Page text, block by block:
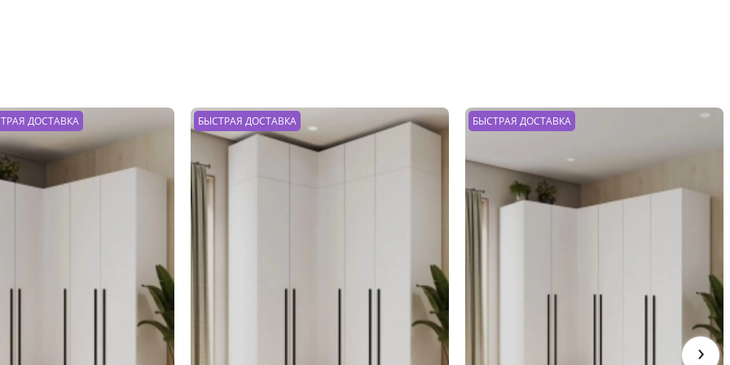
ДОСТАВКА БЫСТРАЯ ДОСТАВКА БЫСТРАЯ ДОСТАВКА
›